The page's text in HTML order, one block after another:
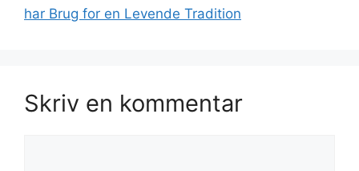
har Brug for en Levende Tradition
Skriv en kommentar